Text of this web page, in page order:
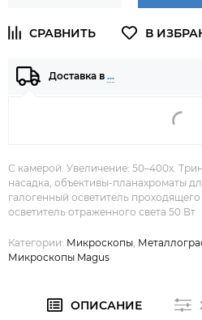
Доставка в …
С камерой. Увеличение: 50–400х.
насадка, объективы-планахроматы
галогенный осветитель проходящего
осветитель отраженного света 50 Вт
Категории: Микроскопы
Микроскопы Magus
ОПИСАНИЕ